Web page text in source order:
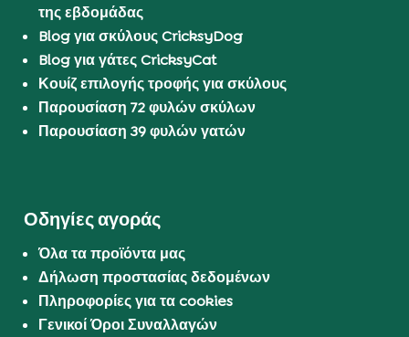
της εβδομάδας
Blog για σκύλους CricksyDog
Blog για γάτες CricksyCat
Κουίζ επιλογής τροφής για σκύλους
Παρουσίαση 72 φυλών σκύλων
Παρουσίαση 39 φυλών γατών
Οδηγίες αγοράς
Όλα τα προϊόντα μας
Δήλωση προστασίας δεδομένων
Πληροφορίες για τα cookies
Γενικοί Όροι Συναλλαγών